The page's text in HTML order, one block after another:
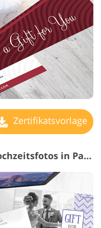
Zertifikatsvorlage
Geschenkgutschein für Hochzeitsfotos in Pastellfarben